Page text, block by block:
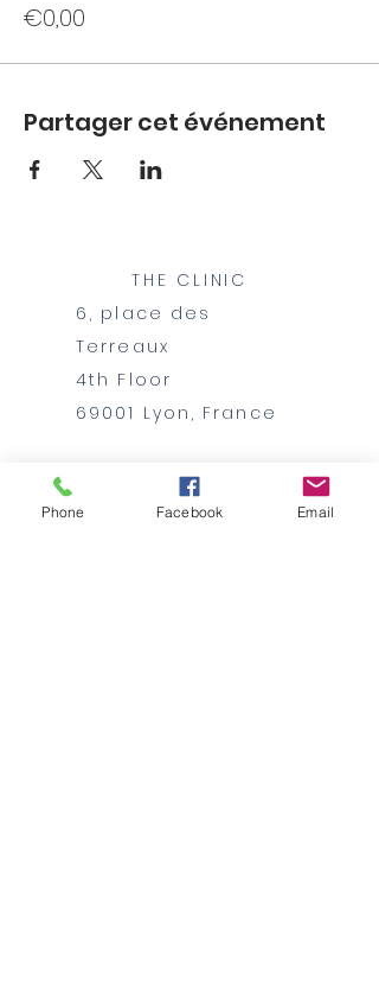
€0,00
Partager cet événement
THE CLINIC
6, place des
Terreaux
​4th Floor
69001 Lyon, France
APPOINTMENT
Phone Facebook Email